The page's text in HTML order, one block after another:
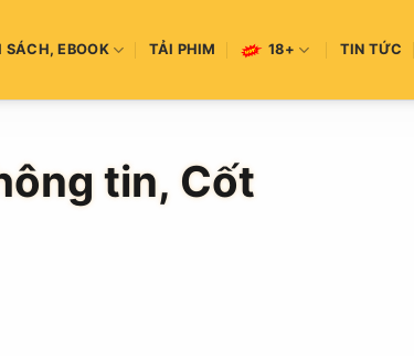
SÁCH, EBOOK TẢI PHIM 18+ TIN TỨC
tin, Cốt